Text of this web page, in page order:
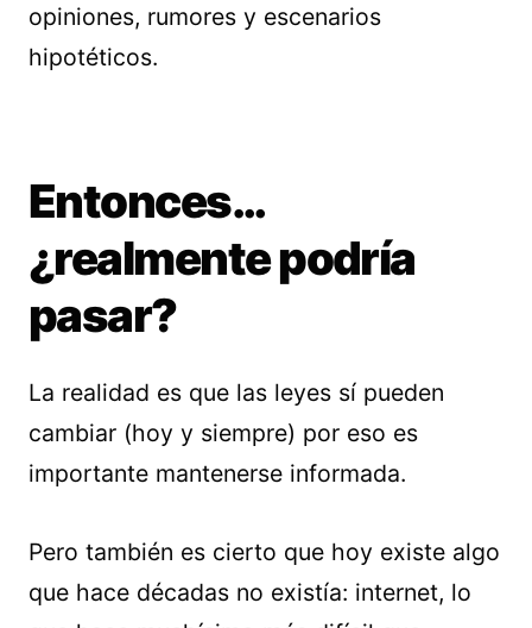
opiniones, rumores y escenarios
hipotéticos.
Entonces…
¿realmente podría
pasar?
La realidad es que las leyes sí pueden
cambiar (hoy y siempre) por eso es
importante mantenerse informada.
Pero también es cierto que hoy existe algo
que hace décadas no existía: internet, lo